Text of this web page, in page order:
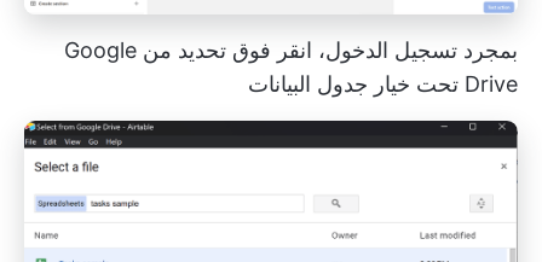
بمجرد تسجيل الدخول، انقر فوق تحديد من Google
Drive تحت خيار جدول البيانات